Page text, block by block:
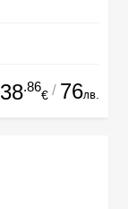
38.86
€ / 76лв.